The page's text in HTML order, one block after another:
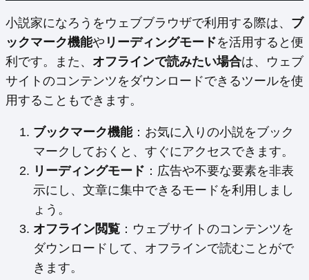
小説家になろうをウェブブラウザで利用する際は、 ブ
ックマーク機能や リーディングモードを活用すると便
利です。また、 オフラインで読みたい場合は、ウェブ
サイトのコンテンツをダウンロードできるツールを使
用することもできます。
ブックマーク機能：お気に入りの小説をブック
マークしておくと、すぐにアクセスできます。
リーディングモード ：広告や不要な要素を非表
示にし、文章に集中できるモードを利用しまし
ょう。
オフライン閲覧 ：ウェブサイトのコンテンツを
ダウンロードして、オフラインで読むことがで
きます。